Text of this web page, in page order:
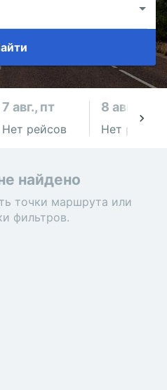
7 авг., пт
Нет рейсов
8 авг., сб
Нет рейсов
найдено
точки маршрута или
фильтров.